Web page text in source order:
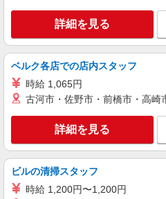
キープ
派遣社員
株式会社kotrio /●NG-H-2029702
覚王山駅★2300
時給2300円〜
名古屋市千種区
キープ
正社員
詳細を見る
ベルク各店での店内スタッフ
時給 1,065円
古河市・佐野市・前橋市・高
詳細を見る
ビルの清掃スタッフ
時給 1,200円〜1,200円